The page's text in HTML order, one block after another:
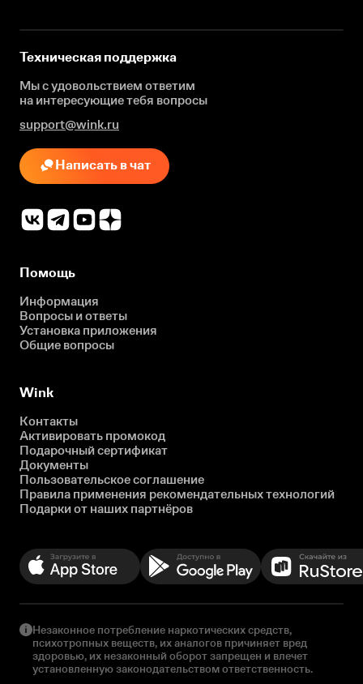
Техническая поддержка
Мы с удовольствием ответим
на интересующиетебя вопросы
support@wink.ru
Написать в чат
Помощь
Информация
Вопросы и ответы
Установка приложения
Общие вопросы
Wink
Контакты
Активировать промокод
Подарочный сертификат
Документы
Пользовательское соглашение
Правила применения рекомендательных технологий
Подарки от наших партнёров
Незаконное потребление наркотических средств,
психотропных веществ, их аналогов причиняет вред
здоровью, их незаконный оборот запрещен и влечет
установленную законодательством ответственность.